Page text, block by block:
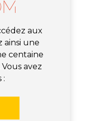
aux
ainsi une
centaine
avez
: